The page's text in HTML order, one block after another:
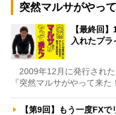
突然マルサがやっ
【最終回
入れたプ
2009年12月に発行され
『突然マルサがやって来
【第9回】もう一度FX